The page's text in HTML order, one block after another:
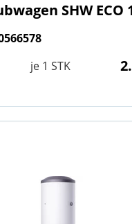
SHWECO
je 1 STK